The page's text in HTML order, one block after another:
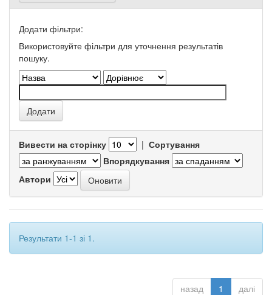
Додати фільтри:
Використовуйте фільтри для уточнення результатів
пошуку.
Вивести на сторінку | Сортування
Впорядкування
Автори
Результати 1-1 зі 1.
назад 1 далі